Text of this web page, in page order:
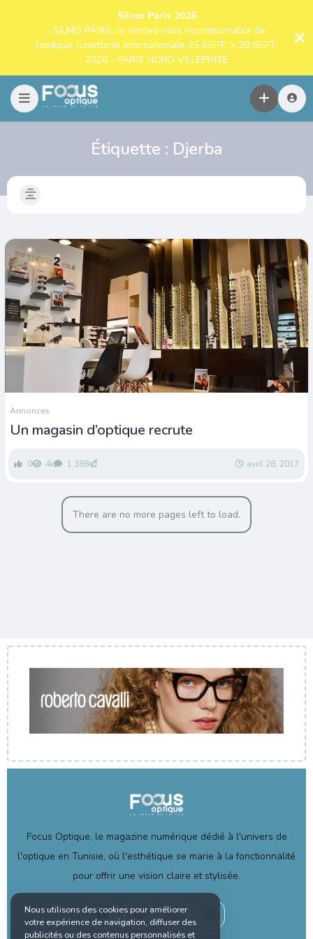
Silmo Paris 2026
: SILMO PARIS, le rendez-vous incontournable de
l’optique-lunetterie internationale 25 SEPT. > 28 SEPT.
2026 - PARIS NORD VILLEPINTE
Étiquette : Djerba
Annonces
Un magasin d’optique recrute
0 4k 1 388 avril 28, 2017
There are no more pages left to load.
Focus Optique, le magazine numérique dédié à l'univers de
l'optique en Tunisie, où l'esthétique se marie à la fonctionnalité
pour offrir une vision claire et stylisée.
Nous utilisons des cookies pour améliorer
votre expérience de navigation, diffuser des
publicités ou des contenus personnalisés et